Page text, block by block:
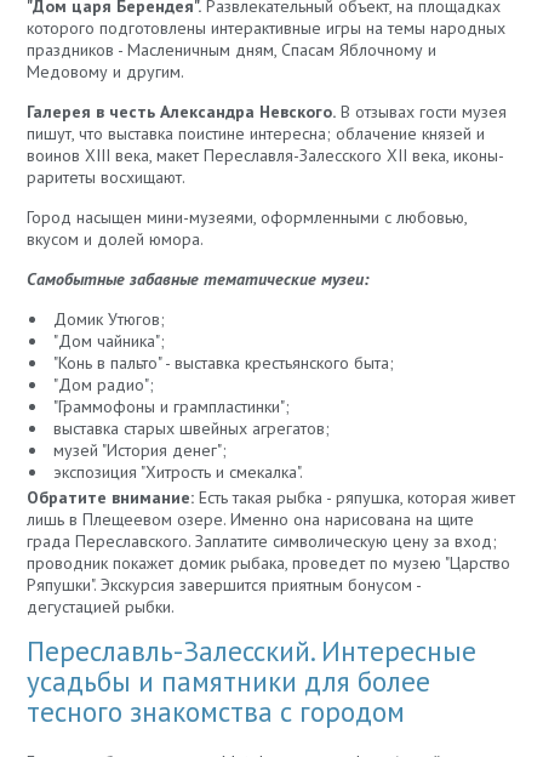
"Дом царя Берендея".Развлекательный объект, на площадках
которого подготовлены интерактивные игры на темы народных
праздников - Масленичным дням, Спасам Яблочному и
Медовому и другим.
Галерея в честь Александра Невского.В отзывах гости музея
пишут, что выставка поистине интересна; облачение князей и
воинов XIII века, макет Переславля-Залесского XII века, иконы-
раритеты восхищают.
Город насыщен мини-музеями, оформленными с любовью,
вкусом и долей юмора.
Самобытные забавные тематические музеи:
Домик Утюгов;
"Дом чайника";
"Конь в пальто" - выставка крестьянского быта;
"Дом радио";
"Граммофоны и грампластинки";
выставка старых швейных агрегатов;
музей "История денег";
экспозиция "Хитрость и смекалка".
Обратите внимание:Есть такая рыбка - ряпушка, которая живет
лишь в Плещеевом озере. Именно она нарисована на щите
града Переславского. Заплатите символическую цену за вход;
проводник покажет домик рыбака, проведет по музею "Царство
Ряпушки". Экскурсия завершится приятным бонусом -
дегустацией рыбки.
Переславль-Залесский. Интересные
усадьбы и памятники для более
тесного знакомства с городом